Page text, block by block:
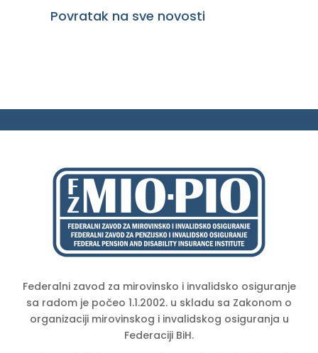
Povratak na sve novosti
Federalni zavod za mirovinsko i invalidsko osiguranje
sa radom je počeo 1.1.2002. u skladu sa Zakonom o
organizaciji mirovinskog i invalidskog osiguranja u
Federaciji BiH.